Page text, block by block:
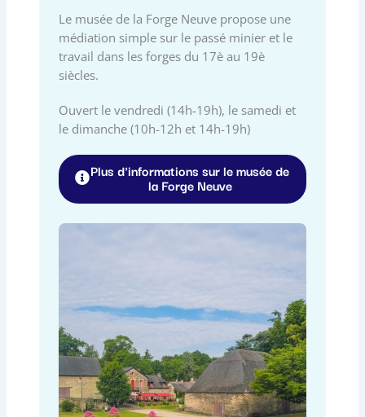
Le musée de la Forge Neuve propose une
médiation simple sur le passé minier et le
travail dans les forges du 17è au 19è
siècles.
Ouvert le vendredi (14h-19h), le samedi et
le dimanche (10h-12h et 14h-19h)
Plus d'informations sur le musée de
la Forge Neuve